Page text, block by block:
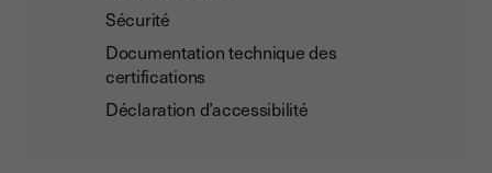
Sécurité
Documentation technique des
certifications
Déclaration d’accessibilité